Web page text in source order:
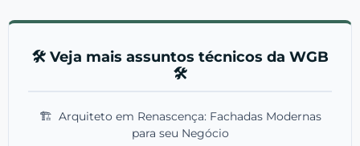
🛠️ Veja mais assuntos técnicos da WGB
🛠️
🏗️ Arquiteto em Renascença: Fachadas Modernas
para seu Negócio